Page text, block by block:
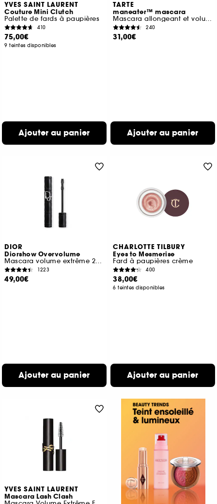
YVES SAINT LAURENT
Couture Mini Clutch
Palette de fards à paupières
410
75,00€
9 teintes disponibles
Ajouter au panier
TARTE
maneater™ mascara
Mascara allongeant et volumisant
240
31,00€
Ajouter au panier
DIOR
Diorshow Overvolume
Mascara volume extrême 24 h et définition cil-à-cil
1223
49,00€
Ajouter au panier
CHARLOTTE TILBURY
Eyes to Mesmerise
Fard à paupières crème
400
38,00€
6 teintes disponibles
Ajouter au panier
YVES SAINT LAURENT
Mascara Lash Clash